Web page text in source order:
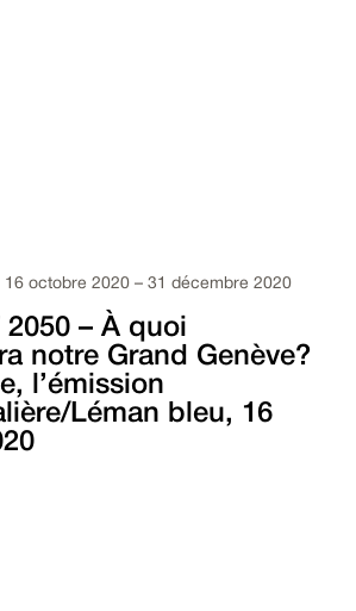
2050 – À quoi
notre Grand Genève?
l’émission
Léman bleu, 16
16 octobre 2020 – 31 décembre 2020